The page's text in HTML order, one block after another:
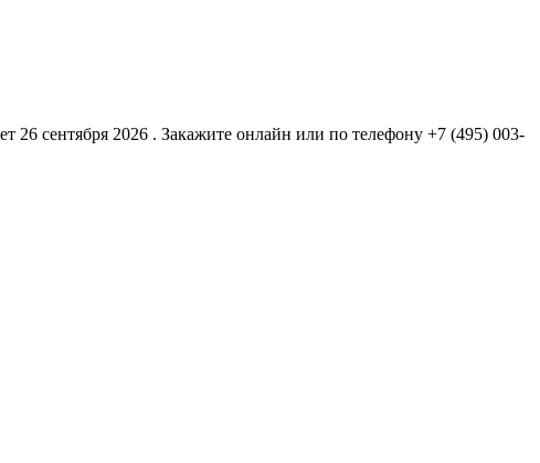
сентября 2026 . Закажите онлайн или по телефону +7 (495) 003-